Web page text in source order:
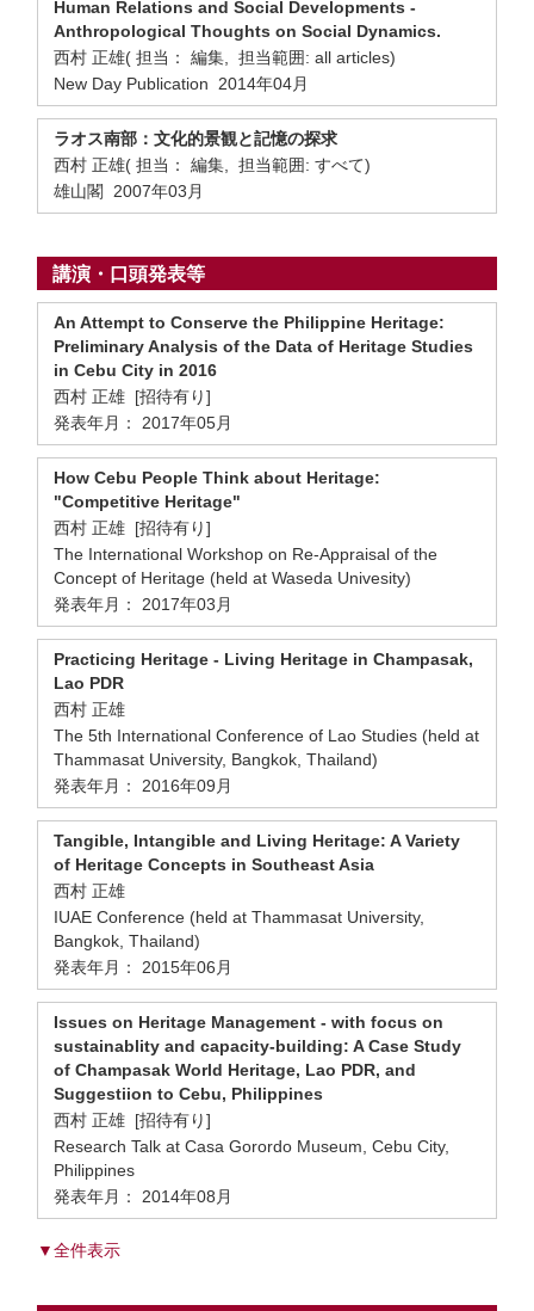
Human Relations and Social Developments -
Anthropological Thoughts on Social Dynamics.
西村 正雄( 担当： 編集, 担当範囲: all articles)
New Day Publication 2014年04月
ラオス南部：文化的景観と記憶の探求
西村 正雄( 担当： 編集, 担当範囲: すべて)
雄山閣 2007年03月
講演・口頭発表等
An Attempt to Conserve the Philippine Heritage:
Preliminary Analysis of the Data of Heritage Studies
in Cebu City in 2016
西村 正雄 [招待有り]
発表年月： 2017年05月
How Cebu People Think about Heritage:
"Competitive Heritage"
西村 正雄 [招待有り]
The International Workshop on Re-Appraisal of the
Concept of Heritage (held at Waseda Univesity)
発表年月： 2017年03月
Practicing Heritage - Living Heritage in Champasak,
Lao PDR
西村 正雄
The 5th International Conference of Lao Studies (held at
Thammasat University, Bangkok, Thailand)
発表年月： 2016年09月
Tangible, Intangible and Living Heritage: A Variety
of Heritage Concepts in Southeast Asia
西村 正雄
IUAE Conference (held at Thammasat University,
Bangkok, Thailand)
発表年月： 2015年06月
Issues on Heritage Management - with focus on
sustainablity and capacity-building: A Case Study
of Champasak World Heritage, Lao PDR, and
Suggestiion to Cebu, Philippines
西村 正雄 [招待有り]
Research Talk at Casa Gorordo Museum, Cebu City,
Philippines
発表年月： 2014年08月
▼全件表示